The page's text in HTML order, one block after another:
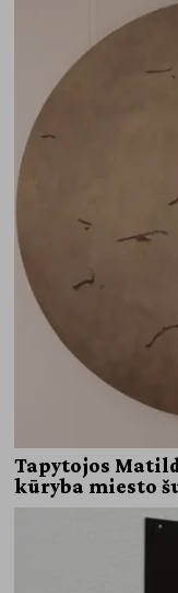
Tapytojos
kūryba miesto